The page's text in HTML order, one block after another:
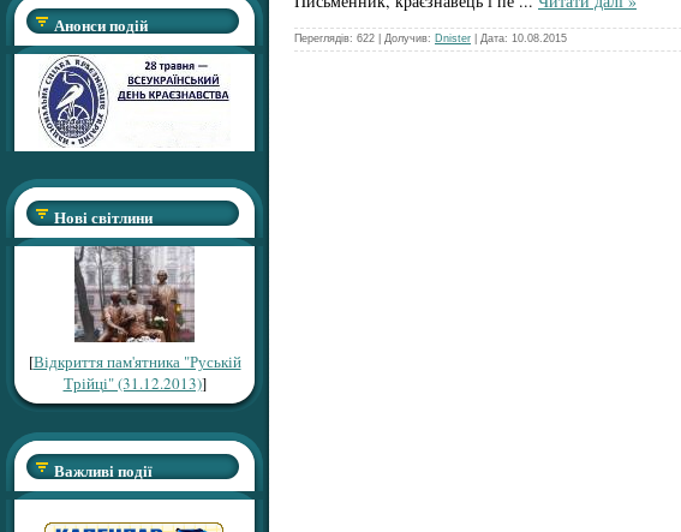
Анонси подій
Нові світлини
[Відкриття пам'ятника "Руській
Трійці" (31.12.2013)]
Важливі події
Переглядів: 622 | Долучив: Dnister | Дата: 10.08.2015